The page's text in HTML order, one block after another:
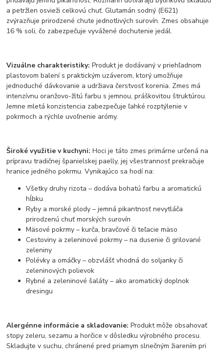
a petržlen osvieži celkovú chuť. Glutamán sodný (E621)
zvýrazňuje prirodzené chute jednotlivých surovín. Zmes obsahuje
16 % soli, čo zabezpečuje vyvážené dochutenie jedál.
Vizuálne charakteristiky: Produkt je dodávaný v priehľadnom
plastovom balení s praktickým uzáverom, ktorý umožňuje
jednoduché dávkovanie a udržiava čerstvosť korenia. Zmes má
intenzívnu oranžovo-žltú farbu s jemnou, práškovitou štruktúrou.
Jemne mletá konzistencia zabezpečuje ľahké rozptýlenie v
pokrmoch a rýchle uvoľnenie arómy.
Široké využitie v kuchyni: Hoci je táto zmes primárne určená na
prípravu tradičnej španielskej paelly, jej všestrannosť prekračuje
hranice jedného pokrmu. Vynikajúco sa hodí na:
Všetky druhy rizota – dodáva bohatú farbu a aromatickú
hĺbku
Ryby a morské plody – jemná pikantnosť nevytláča
prirodzenú chuť morských surovín
Mäsové pokrmy – kurča, bravčové či teľacie mäso
Cestoviny a zeleninové pokrmy – na dusenie či grilované
zeleniny
Polévky a omáčky – obzvlášť vhodná do soljanky či
zeleninových polievok
Rybné a zeleninové šaláty – ako aromatický doplnok
dresingu
Alergénne informácie a skladovanie: Produkt môže obsahovať
stopy zeleru, sezamu a horčice v dôsledku výrobného procesu.
Skladujte v suchu, chránené pred priamym slnečným žiarením pri